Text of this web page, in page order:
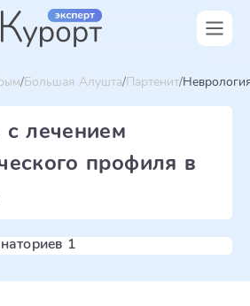
Большая Алушта Партенит
лечением
профиля в
1